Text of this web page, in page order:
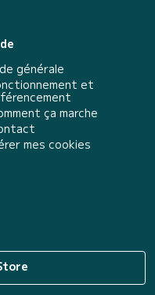
générale
et
ça marche
mes cookies